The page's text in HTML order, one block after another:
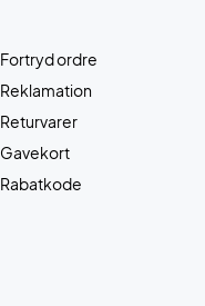
Fortryd ordre
Reklamation
Returvarer
Gavekort
Rabatkode